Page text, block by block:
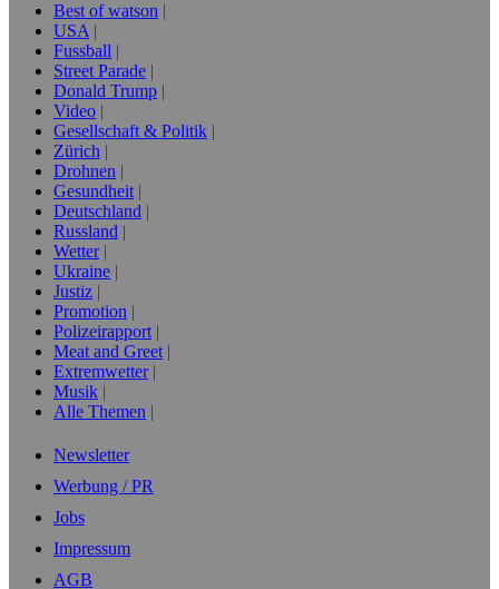
Best of watson
USA
Fussball
Street Parade
Donald Trump
Video
Gesellschaft & Politik
Zürich
Drohnen
Gesundheit
Deutschland
Russland
Wetter
Ukraine
Justiz
Promotion
Polizeirapport
Meat and Greet
Extremwetter
Musik
Alle Themen
Newsletter
Werbung / PR
Jobs
Impressum
AGB